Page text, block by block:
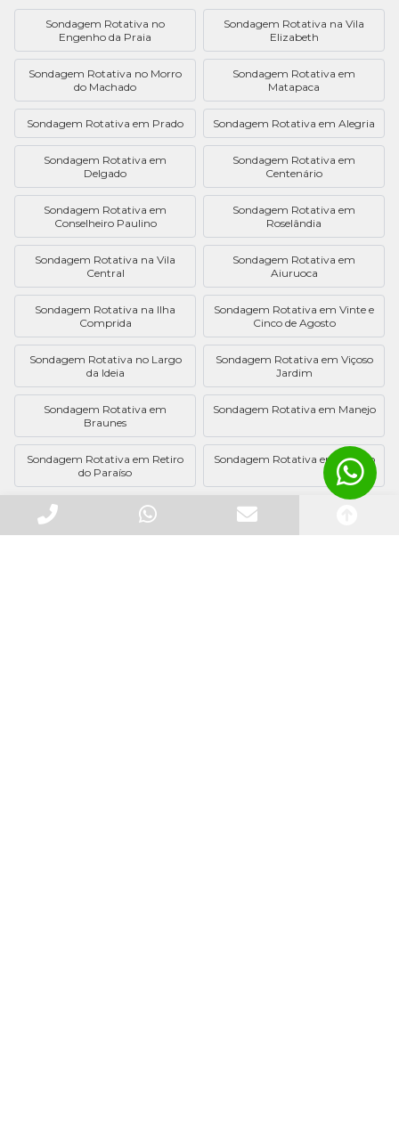
Sondagem Rotativa no
Engenho da Praia
Sondagem Rotativa na Vila
Elizabeth
Sondagem Rotativa no Morro
do Machado
Sondagem Rotativa em
Matapaca
Sondagem Rotativa em Prado Sondagem Rotativa em Alegria
Sondagem Rotativa em
Delgado
Sondagem Rotativa em
Centenário
Sondagem Rotativa em
Conselheiro Paulino
Sondagem Rotativa em
Roselândia
Sondagem Rotativa na Vila
Central
Sondagem Rotativa em
Aiuruoca
Sondagem Rotativa na Ilha
Comprida
Sondagem Rotativa em Vinte e
Cinco de Agosto
Sondagem Rotativa no Largo
da Ideia
Sondagem Rotativa em Viçoso
Jardim
Sondagem Rotativa em
Braunes
Sondagem Rotativa em Manejo
Sondagem Rotativa em Retiro
do Paraíso
Sondagem Rotativa em Coelho